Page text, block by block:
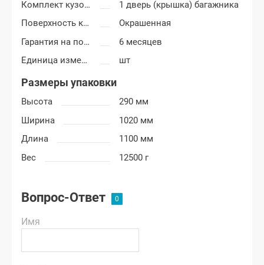
Комплект кузовных деталей
1 дверь (крышка) багажника
Поверхность крышки багажника
Окрашенная
Гарантия на покраску
6 месяцев
Единица измерения
шт
Размеры упаковки
Высота
290 мм
Ширина
1020 мм
Длина
1100 мм
Вес
12500 г
Вопрос-Ответ
Имя